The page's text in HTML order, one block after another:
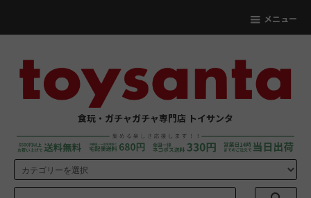
メニュー
食玩・ガチャガチャ専門店 トイサンタ